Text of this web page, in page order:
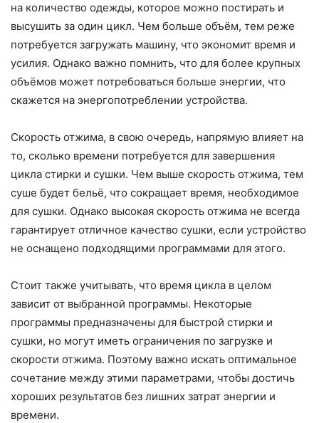
на количество одежды, которое можно постирать и
высушить за один цикл. Чем больше объём, тем реже
потребуется загружать машину, что экономит время и
усилия. Однако важно помнить, что для более крупных
объёмов может потребоваться больше энергии, что
скажется на энергопотреблении устройства.
Скорость отжима, в свою очередь, напрямую влияет на
то, сколько времени потребуется для завершения
цикла стирки и сушки. Чем выше скорость отжима, тем
суше будет бельё, что сокращает время, необходимое
для сушки. Однако высокая скорость отжима не всегда
гарантирует отличное качество сушки, если устройство
не оснащено подходящими программами для этого.
Стоит также учитывать, что время цикла в целом
зависит от выбранной программы. Некоторые
программы предназначены для быстрой стирки и
сушки, но могут иметь ограничения по загрузке и
скорости отжима. Поэтому важно искать оптимальное
сочетание между этими параметрами, чтобы достичь
хороших результатов без лишних затрат энергии и
времени.